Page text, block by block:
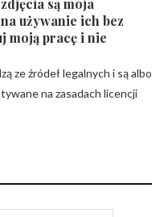
są moja
używanie ich bez
moją pracę i nie
ze źródeł legalnych i są albo
na zasadach licencji